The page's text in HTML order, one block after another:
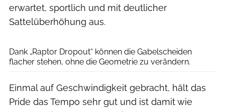
erwartet, sportlich und mit deutlicher
Sattelüberhöhung aus.
Dank „Raptor Dropout“ können die Gabelscheiden
flacher stehen, ohne die Geometrie zu verändern.
Einmal auf Geschwindigkeit gebracht, hält das
Pride das Tempo sehr gut und ist damit wie